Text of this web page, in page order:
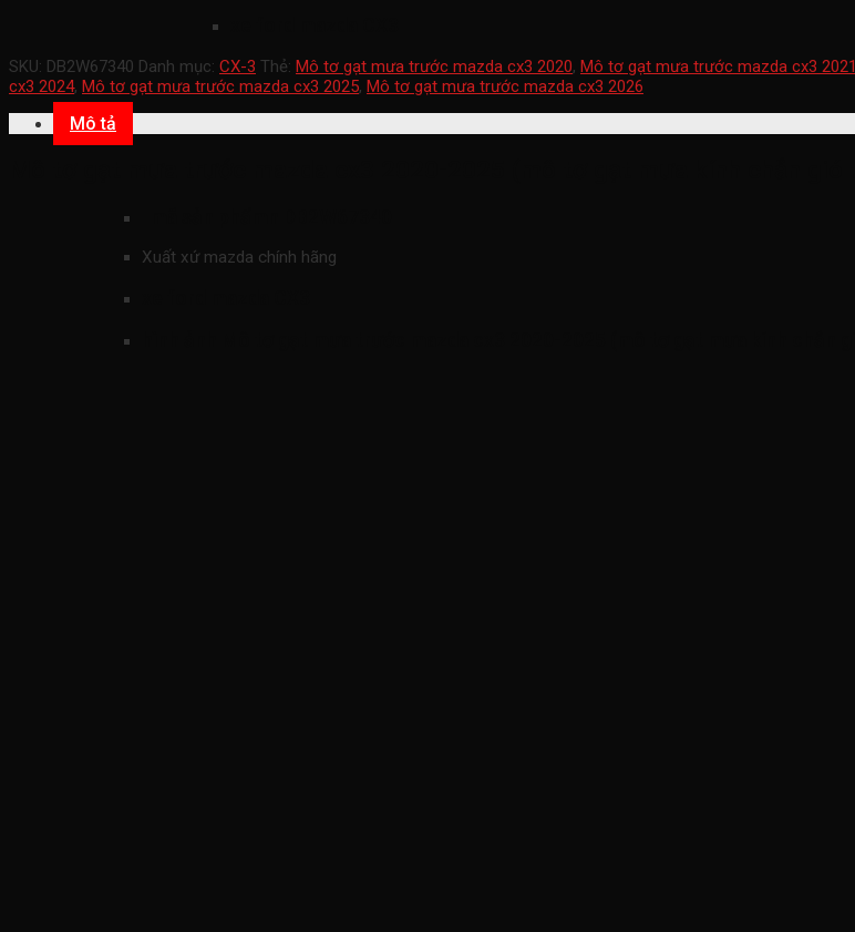
SKU: DB2W67340 Danh mục: CX-3 Thẻ: Mô tơ gạt mưa trước mazda cx3 2020, Mô tơ gạt mưa trước mazda cx3 2021
cx3 2024, Mô tơ gạt mưa trước mazda cx3 2025, Mô tơ gạt mưa trước mazda cx3 2026
Mô tả
Xuất xứ mazda chính hãng